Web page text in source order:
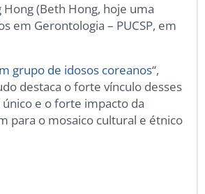
(Beth Hong, hoje uma
em Gerontologia – PUCSP, em
grupo de idosos coreanos“,
destaca o forte vínculo desses
e o forte impacto da
para o mosaico cultural e étnico